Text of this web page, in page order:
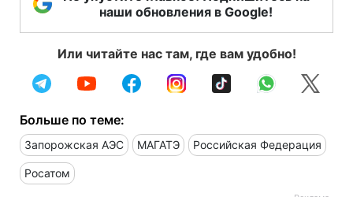
наши обновления в Google!
Или читайте нас там, где вам удобно!
Больше по теме:
Запорожская АЭС МАГАТЭ Российская Федерация
Росатом